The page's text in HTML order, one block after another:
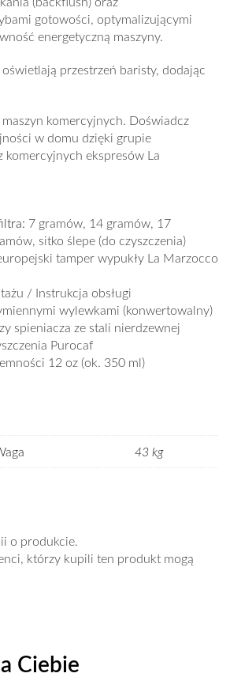
gotowości, optymalizującymi
energetyczną maszyny.
oświetlają przestrzeń baristy, dodając
komercyjnych. Doświadcz
w domu dzięki grupie
komercyjnych ekspresów La
7 gramów, 14 gramów, 17
sitko ślepe (do czyszczenia)
tamper wypukły La Marzocco
/ Instrukcja obsługi
wylewkami (konwertowalny)
spieniacza ze stali nierdzewnej
Purocaf
12 oz (ok. 350 ml)
43 kg
o produkcie.
którzy kupili ten produkt mogą
Ciebie